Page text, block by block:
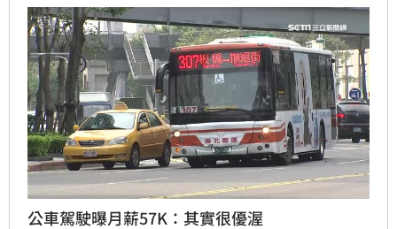
公車駕駛曝月薪57K：其實很優渥